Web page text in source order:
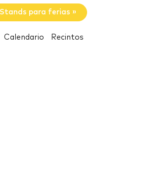
Stands para ferias »
Calendario Recintos